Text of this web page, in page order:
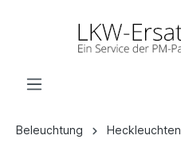
Beleuchtung Heckleuchten